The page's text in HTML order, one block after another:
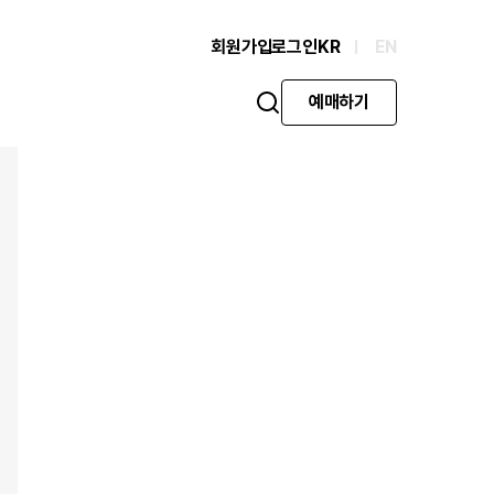
회원가입로그인KR EN
예매하기